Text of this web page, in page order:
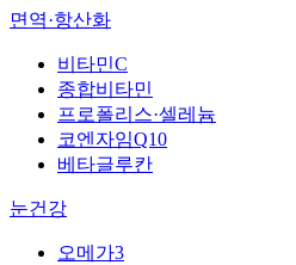
면역·항산화
비타민C
종합비타민
프로폴리스·셀레늄
코엔자임Q10
베타글루칸
눈건강
오메가3